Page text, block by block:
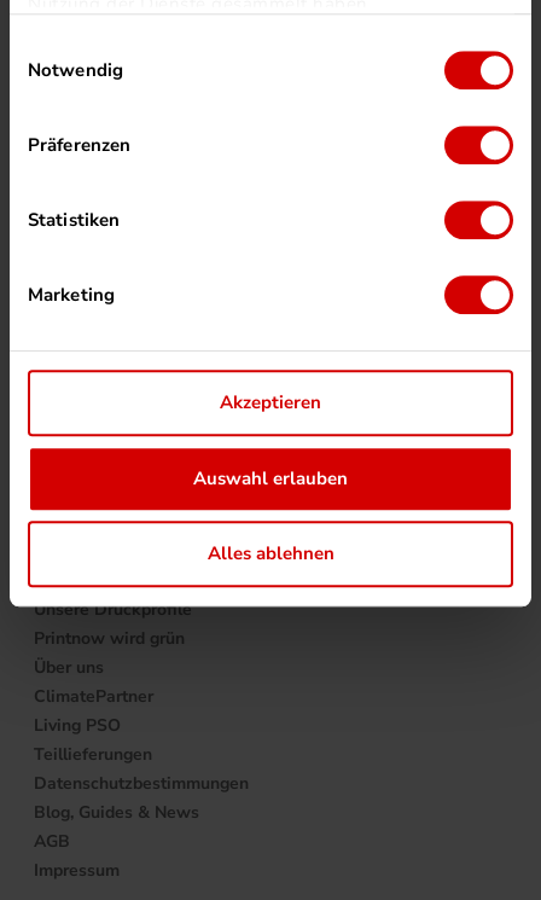
Notwendig
Präferenzen
Statistiken
Marketing
Akzeptieren
Auswahl erlauben
Alles ablehnen
info@printnow.de
Broschüren
Kataloge
SERVICE
Folienkaschierung
Rückenstärke Rechner
Unsere Druckprofile
Printnow wird grün
Über uns
ClimatePartner
Living PSO
Teillieferungen
Datenschutzbestimmungen
Blog, Guides & News
AGB
Impressum